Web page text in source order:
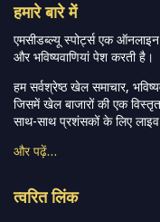
हमारे बारे में
एमसीडब्ल्यू स्पोर्ट्स एक
और भविष्यवाणियां पेश करती है।
हम सर्वश्रेष्ठ खेल समाचार,
जिसमें खेल बाजारों की एक
साथ-साथ प्रशंसकों के लिए लाइव
और पढ़ें…
त्वरित लिंक